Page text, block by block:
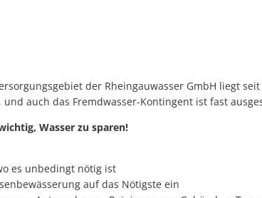
der Rheingauwasser GmbH liegt
auch das Fremdwasser-Kontingent ist fast
Wasser zu sparen!
es unbedingt nötig ist
auf das Nötigste ein